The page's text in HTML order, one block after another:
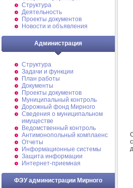
Структура
Деятельность
Проекты документов
Новости и объявления
Администрация
Структура
Задачи и функции
План работы
Документы
Проекты документов
Муниципальный контроль
Дорожный фонд Мирного
Cведения о муниципальном
имуществе
Ведомственный контроль
Антимонопольный комплаенс
Отчеты
Информационные системы
Защита информации
Интернет-приемная
ФЭУ администрации Мирного